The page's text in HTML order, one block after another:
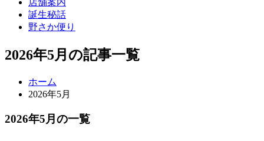
誕生秘話
野さか便り
2026年5月の記事一覧
ホーム
2026年5月
2026年5月の一覧